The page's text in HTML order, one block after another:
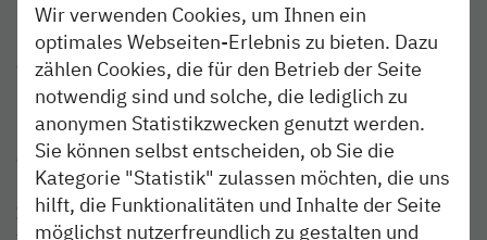
Doch wieso nur im Sommer genießen? Das dachten sich
auch die Betreiber und helfen auch beim Überwintern.
Das Winterkonzept verspricht Gemütlichkeit bei
Kerzenschein, Fondue, Wein und entspannter Musik.
Dabei darf man den zauberhaften Elbblick von drinnen
oder von draußen genießen.
Information
Wir verwenden Cookies, um Ihnen ein
optimales Webseiten-Erlebnis zu bieten. Dazu
zählen Cookies, die für den Betrieb der Seite
notwendig sind und solche, die lediglich zu
anonymen Statistikzwecken genutzt werden.
Sie können selbst entscheiden, ob Sie die
Kategorie "Statistik" zulassen möchten, die uns
hilft, die Funktionalitäten und Inhalte der Seite
möglichst nutzerfreundlich zu gestalten und